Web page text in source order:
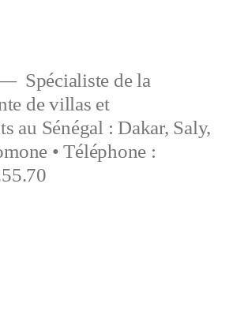
Spécialiste de la
de villas et
au Sénégal : Dakar, Saly,
• Téléphone :